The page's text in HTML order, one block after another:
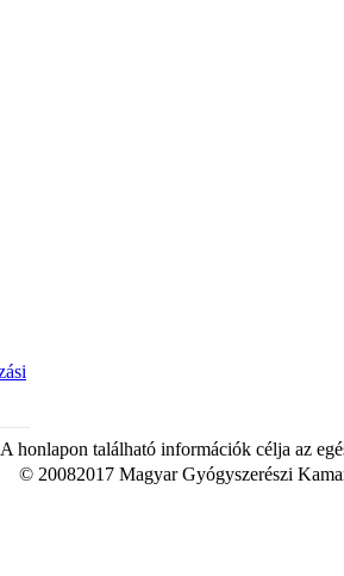
A honlapon található információk célja az
© 20082017 Magyar Gyógyszerészi